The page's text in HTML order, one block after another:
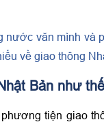
nước văn mình và
về giao thông
Bản như
tiện giao